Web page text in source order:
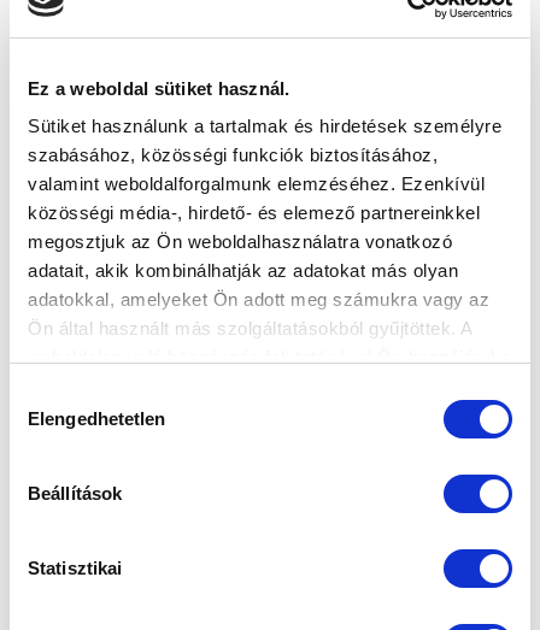
Ez a weboldal sütiket használ.
Sütiket használunk a tartalmak és hirdetések személyre
szabásához, közösségi funkciók biztosításához,
valamint weboldalforgalmunk elemzéséhez. Ezenkívül
közösségi média-, hirdető- és elemező partnereinkkel
megosztjuk az Ön weboldalhasználatra vonatkozó
adatait, akik kombinálhatják az adatokat más olyan
adatokkal, amelyeket Ön adott meg számukra vagy az
Ön által használt más szolgáltatásokból gyűjtöttek. A
kiválasztása
Elengedhetetlen
Beállítások
Statisztikai